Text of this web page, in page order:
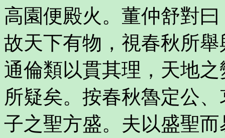
高園便殿火。董仲舒對
故天下有物，視春秋所
通倫類以貫其理，天地
所疑矣。按春秋魯定公
子之聖方盛。夫以盛聖